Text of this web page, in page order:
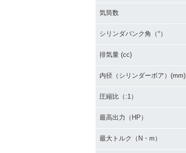
気筒数
シリンダバンク角（°）
排気量 (cc)
内径（シリンダーボア）(mm)
圧縮比（:1）
最高出力（HP）
最大トルク（N・m）